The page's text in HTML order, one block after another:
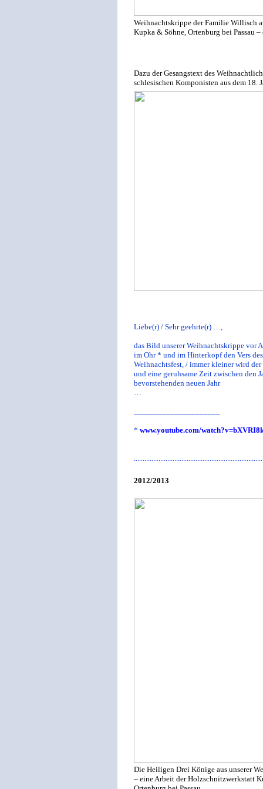
Weihnachtskrippe der Familie Willisch
Kupka & Söhne, Ortenburg bei Passau
Dazu der Gesangstext des
schlesischen Komponisten aus dem
Liebe(r) / Sehr geehrte(r) …,
das Bild unserer Weihnachtskrippe vor
im Ohr * und im Hinterkopf den Vers
Weihnachtsfest, / immer kleiner wird
und eine geruhsame Zeit zwischen den
bevorstehenden neuen Jahr
…
* www.youtube.com/
2012/2013
Die Heiligen Drei Könige aus unserer
– eine Arbeit der Holzschnitzwerkstatt